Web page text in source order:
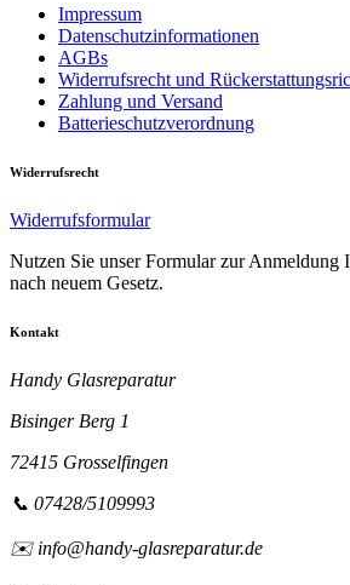
Impressum
Datenschutzinformationen
AGBs
Widerrufsrecht und
Zahlung und Versand
Batterieschutzverordnung
Widerrufsrecht
Widerrufsformular
Nutzen Sie unser Formular zur Anmeldung
nach neuem Gesetz.
Kontakt
Handy Glasreparatur
Bisinger Berg 1
72415 Grosselfingen
📞 07428/5109993
✉️ info@handy-glasreparatur.de